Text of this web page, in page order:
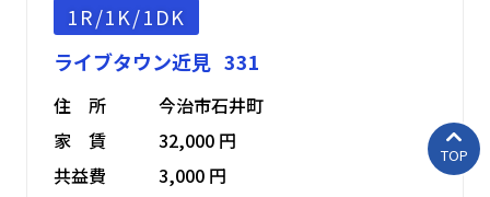
1R/1K/1DK
ライブタウン近見 331
住 所
今治市石井町
家 賃
32,000 円
共益費
3,000 円
TOP